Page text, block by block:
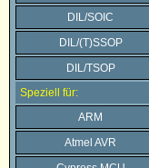
DIL/SOIC
DIL/(T)SSOP
DIL/TSOP
Speziell für:
ARM
Atmel AVR